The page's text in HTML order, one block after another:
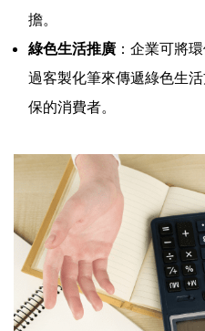
擔。
綠色生活推廣 ：企業可將
過客製化筆來傳遞綠色生
保的消費者。